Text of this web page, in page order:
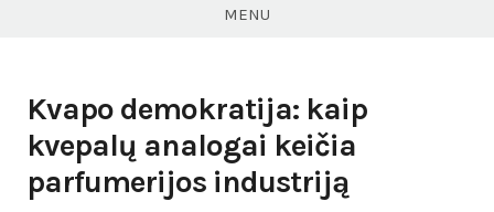
MENU
Kvapo demokratija: kaip
kvepalų analogai keičia
parfumerijos industriją